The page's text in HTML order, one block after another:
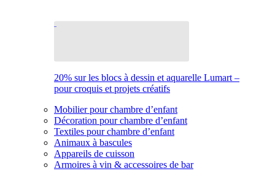
20% sur les blocs à dessin et aquarelle Lumart –
pour croquis et projets créatifs
Mobilier pour chambre d’enfant
Décoration pour chambre d’enfant
Textiles pour chambre d’enfant
Animaux à bascules
Appareils de cuisson
Armoires à vin & accessoires de bar